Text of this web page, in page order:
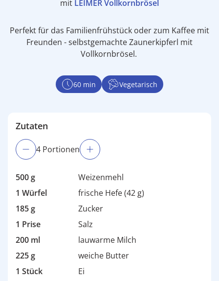
mit LEIMER Vollkornbrösel
Perfekt für das Familienfrühstück oder zum Kaffee mit
Freunden - selbstgemachte Zaunerkipferl mit
Vollkornbrösel.
60 min Vegetarisch
Zutaten
4 Portionen
500 g
Weizenmehl
1 Würfel
frische Hefe (42 g)
185 g
Zucker
1 Prise
Salz
200 ml
lauwarme Milch
225 g
weiche Butter
1 Stück
Ei